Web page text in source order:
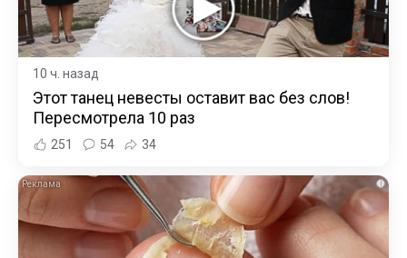
10 ч. назад
Этот танец невесты оставит вас без слов!
Пересмотрела 10 раз
251 54 34
i